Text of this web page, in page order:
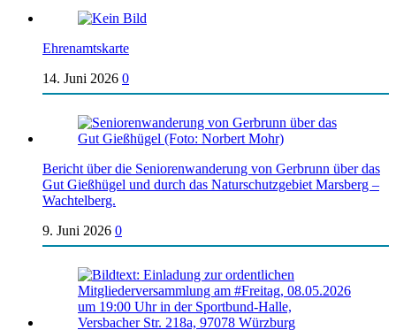
Ehrenamtskarte
14. Juni 2026 0
Bericht über die Seniorenwanderung von Gerbrunn über das
Gut Gießhügel und durch das Naturschutzgebiet Marsberg –
Wachtelberg.
9. Juni 2026 0